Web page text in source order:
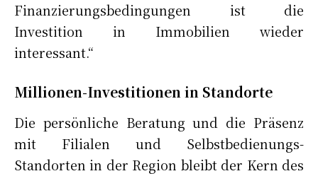
Finanzierungsbedingungen ist die
Investition in Immobilien wieder
interessant.“
Millionen-Investitionen in Standorte
Die persönliche Beratung und die Präsenz
mit Filialen und Selbstbedienungs-
Standorten in der Region bleibt der Kern des